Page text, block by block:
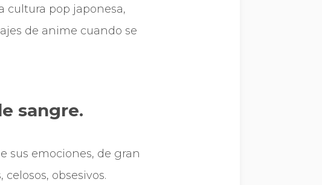
cultura pop japonesa,
de anime cuando se
sangre.
sus emociones, de gran
obsesivos.